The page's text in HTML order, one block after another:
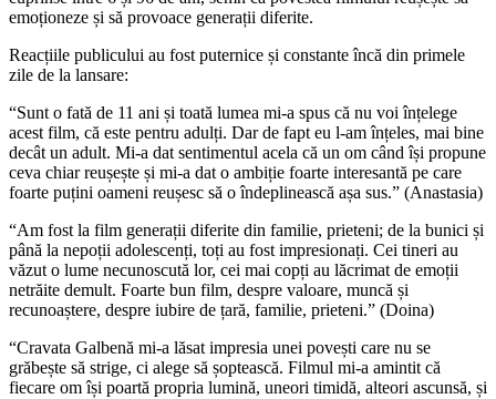
emoționeze și să provoace generații diferite.
Reacțiile publicului au fost puternice și constante încă din primele
zile de la lansare:
“Sunt o fată de 11 ani și toată lumea mi-a spus că nu voi înțelege
acest film, că este pentru adulți. Dar de fapt eu l-am înțeles, mai bine
decât un adult. Mi-a dat sentimentul acela că un om când își propune
ceva chiar reușește și mi-a dat o ambiție foarte interesantă pe care
foarte puțini oameni reușesc să o îndeplinească așa sus.” (Anastasia)
“Am fost la film generații diferite din familie, prieteni; de la bunici și
până la nepoții adolescenți, toți au fost impresionați. Cei tineri au
văzut o lume necunoscută lor, cei mai copți au lăcrimat de emoții
netrăite demult. Foarte bun film, despre valoare, muncă și
recunoaștere, despre iubire de țară, familie, prieteni.” (Doina)
“Cravata Galbenă mi-a lăsat impresia unei povești care nu se
grăbește să strige, ci alege să șoptească. Filmul mi-a amintit că
fiecare om își poartă propria lumină, uneori timidă, alteori ascunsă, și